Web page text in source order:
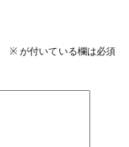
※が付いている欄は必須